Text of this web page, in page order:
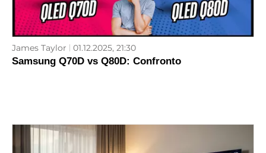
James Taylor 01.12.2025, 21:30
Samsung Q70D vs Q80D: Confronto